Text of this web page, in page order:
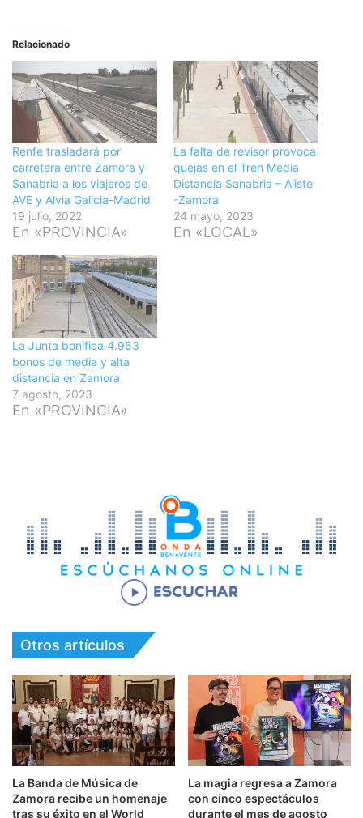
Relacionado
Renfe trasladará por
carretera entre Zamora y
Sanabria a los viajeros de
AVE y Alvia Galicia-Madrid
19 julio, 2022
En «PROVINCIA»
La falta de revisor provoca
quejas en el Tren Media
Distancia Sanabria – Aliste
-Zamora
24 mayo, 2023
En «LOCAL»
La Junta bonifica 4.953
bonos de media y alta
distancia en Zamora
7 agosto, 2023
En «PROVINCIA»
Otros artículos
La Banda de Música de
Zamora recibe un homenaje
tras su éxito en el World
La magia regresa a Zamora
con cinco espectáculos
durante el mes de agosto